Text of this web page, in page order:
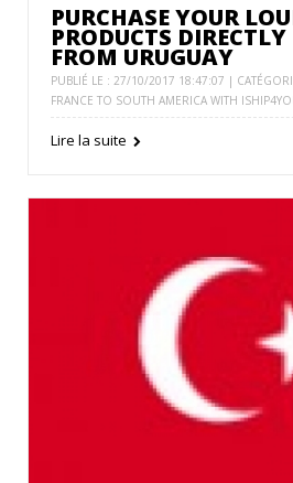
PURCHASE YOUR
PRODUCTS
FROM URUGUAY
PUBLIÉ LE : 27/10/2017 18:47:07 |
FRANCE TO SOUTH AMERICA WITH
Lire la suite